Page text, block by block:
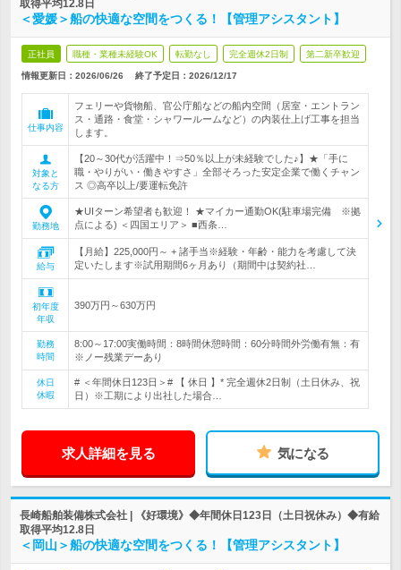
取得平均12.8日
＜愛媛＞船の快適な空間をつくる！【管理アシスタント】
正社員 職種・業種未経験OK 転勤なし 完全週休2日制 第二新卒歓迎
情報更新日：2026/06/26 終了予定日： 2026/12/17
仕事内容
フェリーや貨物船、官公庁船などの船内空間（居室・エントラン
ス・通路・食堂・シャワールームなど）の内装仕上げ工事を担当
します。
対象と
なる方
【20～30代が活躍中！⇒50％以上が未経験でした♪】★「手に
職・やりがい・働きやすさ」全部そろった安定企業で働くチャン
ス ◎高卒以上/要運転免許
勤務地
★UIターン希望者も歓迎！ ★マイカー通勤OK(駐車場完備 ※拠
点による) ＜四国エリア＞ ■西条…
給与
【月給】225,000円～ + 諸手当※経験・年齢・能力を考慮して決
定いたします※試用期間6ヶ月あり（期間中は契約社…
初年度
年収
390万円～630万円
勤務
時間
8:00～17:00実働時間：8時間休憩時間：60分時間外労働有無：有
※ノー残業デーあり
休日
休暇
# ＜年間休日123日＞# 【 休日 】* 完全週休2日制（土日休み、祝
日）※工期により出社した場合…
求人詳細を見る 気になる
長崎船舶装備株式会社 | 《好環境》◆年間休日123日（土日祝休み）◆有給
取得平均12.8日
＜岡山＞船の快適な空間をつくる！【管理アシスタント】